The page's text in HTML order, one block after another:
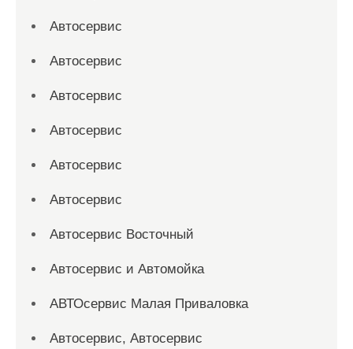
Автосервис
Автосервис
Автосервис
Автосервис
Автосервис
Автосервис
Автосервис Восточный
Автосервис и Автомойка
АВТОсервис Малая Приваловка
Автосервис, Автосервис